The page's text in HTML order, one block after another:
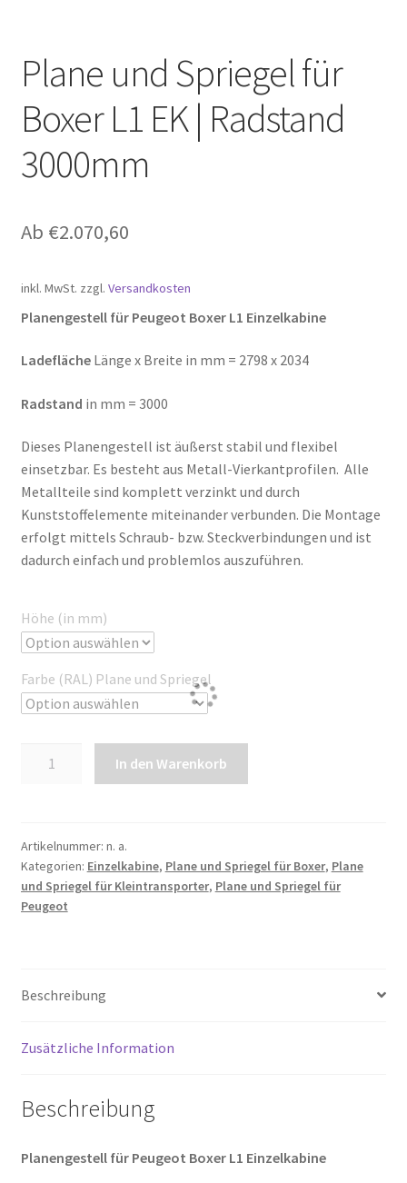
Plane und Spriegel für
Boxer L1 EK | Radstand
3000mm
Ab €2.070,60
inkl. MwSt. zzgl. Versandkosten
Planengestell für Peugeot Boxer L1 Einzelkabine
LadeflächeLänge x Breite in mm = 2798 x 2034
Radstand in mm = 3000
Dieses Planengestell ist äußerst stabil und flexibel
einsetzbar. Es besteht aus Metall-Vierkantprofilen. Alle
Metallteile sind komplett verzinkt und durch
Kunststoffelemente miteinander verbunden. Die Montage
erfolgt mittels Schraub- bzw. Steckverbindungen und ist
dadurch einfach und problemlos auszuführen.
Höhe (in mm)
Farbe (RAL) Plane und Spriegel
Boxer
L1
EK
|
In den Warenkorb
Artikelnummer: n. a.
Kategorien: Einzelkabine, Plane und Spriegel für Boxer, Plane
und Spriegel für Kleintransporter, Plane und Spriegel für
Peugeot
Beschreibung
Zusätzliche Information
Beschreibung
Planengestell für Peugeot Boxer L1 Einzelkabine